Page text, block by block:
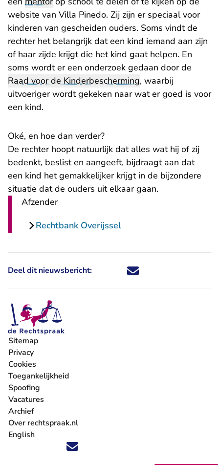
website van Villa Pinedo. Zij zijn er speciaal voor
kinderen van gescheiden ouders. Soms vindt de
rechter het belangrijk dat een kind iemand aan zijn
of haar zijde krijgt die het kind gaat helpen. En
soms wordt er een onderzoek gedaan door de
Raad voor de Kinderbescherming, waarbij
uitvoeriger wordt gekeken naar wat er goed is voor
een kind.
Oké, en hoe dan verder?
De rechter hoopt natuurlijk dat alles wat hij of zij
bedenkt, beslist en aangeeft, bijdraagt aan dat
een kind het gemakkelijker krijgt in de bijzondere
situatie dat de ouders uit elkaar gaan.
Afzender
Rechtbank Overijssel
Deel dit nieuwsbericht: Deel dit nieuwsbericht via X -
Deel dit nieuwsbericht via
Deel dit nieuwsbericht
Deel dit
Volg ons op X (Twitter) - U verlaat Rechtspraak.nl
Volg ons op Facebook - U verlaat Rechtspraak.nl
Volg ons op Instagram - U verlaat Rechtspraak.nl
Volg ons op Youtube - U verlaat Rechtspraak.nl
Volg ons op LinkedIn - U verlaat
'Blijf op de hoogte' nieuwsbrief - U verlaat
Sitemap
Privacy
Cookies
Toegankelijkheid
Spoofing
Vacatures
- U verlaat Rechtspraak.nl
Archief
Over rechtspraak.nl
English